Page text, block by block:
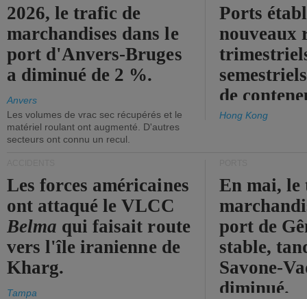
2026, le trafic de
marchandises dans le
port d'Anvers-Bruges
a diminué de 2 %.
Anvers
Les volumes de vrac sec récupérés et le
matériel roulant ont augmenté. D'autres
secteurs ont connu un recul.
Ports
nouveaux
de
Hong Kong
Les forces américaines
ont attaqué le VLCC
Belma qui faisait route
vers l'île iranienne de
Kharg.
Tampa
En mai, le
port de
stable,
Savone-
diminué.